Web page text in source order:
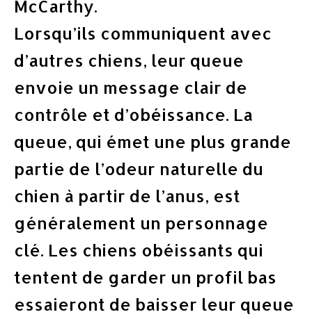
McCarthy.
Lorsqu’ils communiquent avec
d’autres chiens, leur queue
envoie un message clair de
contrôle et d’obéissance. La
queue, qui émet une plus grande
partie de l’odeur naturelle du
chien à partir de l’anus, est
généralement un personnage
clé. Les chiens obéissants qui
tentent de garder un profil bas
essaieront de baisser leur queue